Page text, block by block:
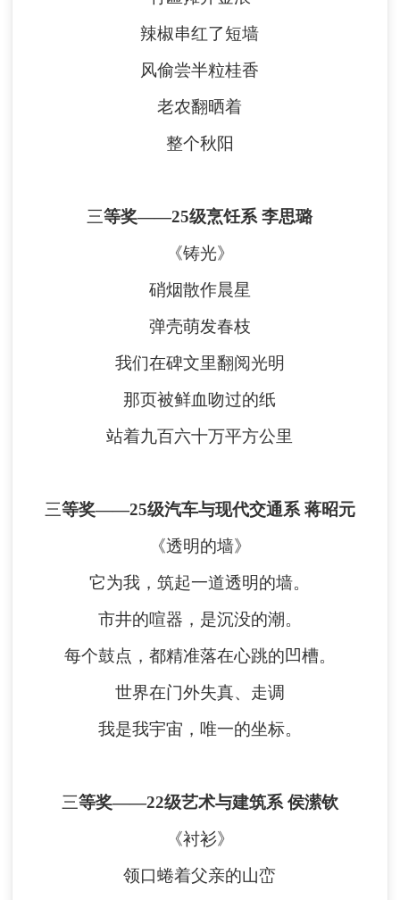
辣椒串红了短墙
风偷尝半粒桂香
老农翻晒着
整个秋阳
三等奖——25级烹饪系 李思璐
《铸光》
硝烟散作晨星
弹壳萌发春枝
我们在碑文里翻阅光明
那页被鲜血吻过的纸
站着九百六十万平方公里
三等奖——25级汽车与现代交通系 蒋昭元
《透明的墙》
它为我，筑起一道透明的墙。
市井的喧器，是沉没的潮。
每个鼓点，都精准落在心跳的凹槽。
世界在门外失真、走调
我是我宇宙，唯一的坐标。
三等奖——22级艺术与建筑系 侯潆钦
《衬衫》
领口蜷着父亲的山峦